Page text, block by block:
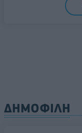
ΔΗΜΟΦΙΛΗ